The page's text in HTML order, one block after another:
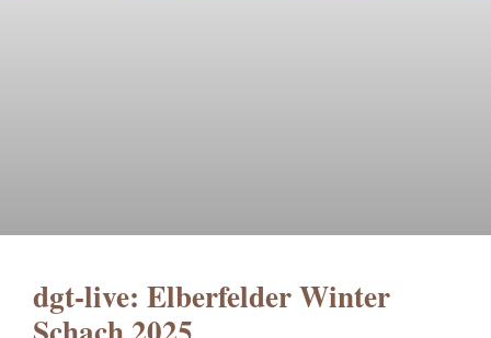
dgt-live: Elberfelder Winter